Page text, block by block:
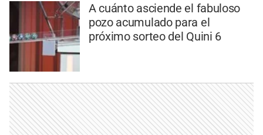
A cuánto asciende el fabuloso
pozo acumulado para el
próximo sorteo del Quini 6